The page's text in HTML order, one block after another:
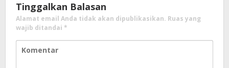
Tinggalkan Balasan
Alamat email Anda tidak akan dipublikasikan. Ruas yang
wajib ditandai *